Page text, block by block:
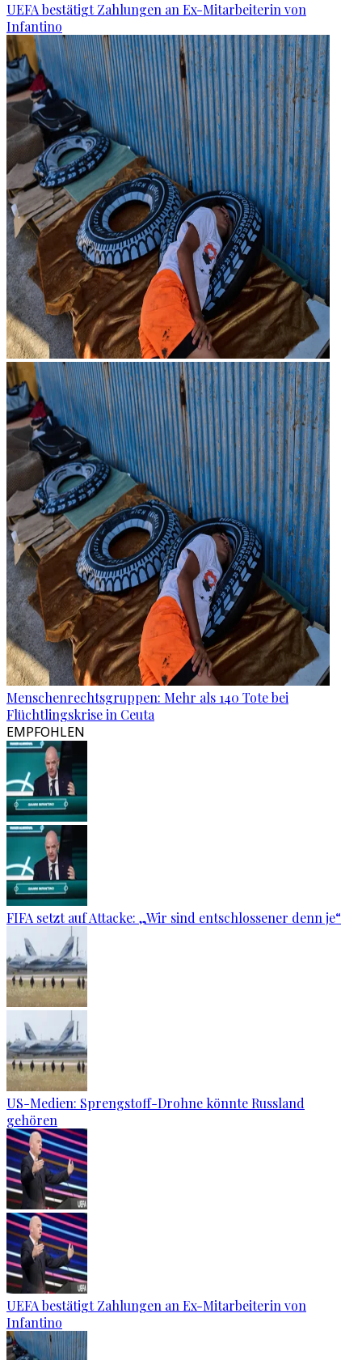
UEFA bestätigt Zahlungen an Ex-Mitarbeiterin von
Infantino
Menschenrechtsgruppen: Mehr als 140 Tote bei
Flüchtlingskrise in Ceuta
EMPFOHLEN
FIFA setzt auf Attacke: „Wir sind entschlossener denn je“
US-Medien: Sprengstoff-Drohne könnte Russland
gehören
UEFA bestätigt Zahlungen an Ex-Mitarbeiterin von
Infantino